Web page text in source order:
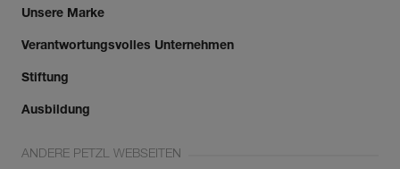
Unsere Marke
Verantwortungsvolles Unternehmen
Stiftung
Ausbildung
ANDERE PETZL WEBSEITEN